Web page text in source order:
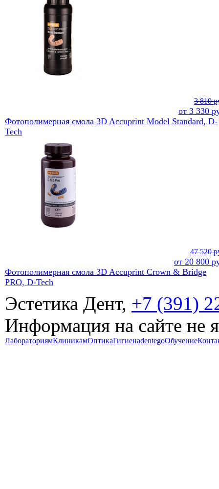
3 810
от 3 330
Фотополимерная смола 3D Accuprint Model Standard, D-
Tech
47 520
от 20 800
Фотополимерная смола 3D Accuprint Crown & Bridge
PRO, D-Tech
Эстетика Дент, +7 (391)
Информация на сайте не
ЛабораториямКлиникамОптикаГигиенаdentegoОбучение